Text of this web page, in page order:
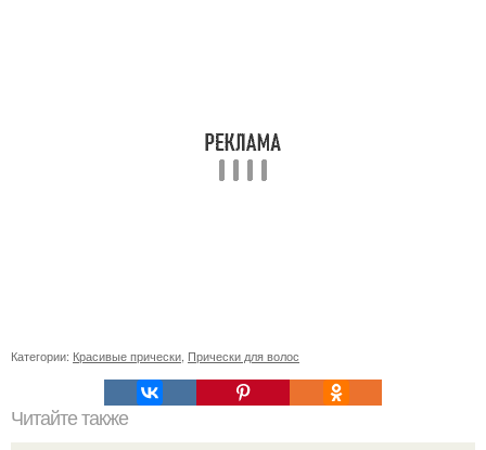
Категории: Красивые прически Прически для волос
Читайте также